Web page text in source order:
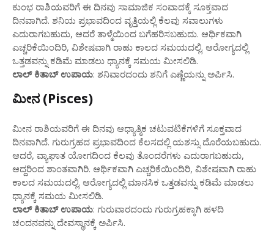
ಕುಂಭ ರಾಶಿಯವರಿಗೆ ಈ ದಿನವು ಸಾಮಾಜಿಕ ಸಂವಾದಕ್ಕೆ ಸೂಕ್ತವಾದ
ದಿನವಾಗಿದೆ. ಶನಿಯ ಪ್ರಭಾವದಿಂದ ವೃತ್ತಿಯಲ್ಲಿ ಕೆಲವು ಸವಾಲುಗಳು
ಎದುರಾಗಬಹುದು, ಆದರೆ ತಾಳ್ಮೆಯಿಂದ ಬಗೆಹರಿಸಬಹುದು. ಆರ್ಥಿಕವಾಗಿ
ಎಚ್ಚರಿಕೆಯಿಂದಿರಿ, ವಿಶೇಷವಾಗಿ ರಾಹು ಕಾಲದ ಸಮಯದಲ್ಲಿ. ಆರೋಗ್ಯದಲ್ಲಿ
ಒತ್ತಡವನ್ನು ಕಡಿಮೆ ಮಾಡಲು ಧ್ಯಾನಕ್ಕೆ ಸಮಯ ಮೀಸಲಿಡಿ.
ಲಾಲ್ ಕಿತಾಬ್ ಉಪಾಯ: ಶನಿವಾರದಂದು ಶನಿಗೆ ಎಣ್ಣೆಯನ್ನು ಅರ್ಪಿಸಿ.
ಮೀನ (Pisces)
ಮೀನ ರಾಶಿಯವರಿಗೆ ಈ ದಿನವು ಆಧ್ಯಾತ್ಮಿಕ ಚಟುವಟಿಕೆಗಳಿಗೆ ಸೂಕ್ತವಾದ
ದಿನವಾಗಿದೆ. ಗುರುಗ್ರಹದ ಪ್ರಭಾವದಿಂದ ಕೆಲಸದಲ್ಲಿ ಯಶಸ್ಸು ದೊರೆಯಬಹುದು.
ಆದರೆ, ವ್ಯಾಘಾತ ಯೋಗದಿಂದ ಕೆಲವು ತೊಂದರೆಗಳು ಎದುರಾಗಬಹುದು,
ಆದ್ದರಿಂದ ಶಾಂತವಾಗಿರಿ. ಆರ್ಥಿಕವಾಗಿ ಎಚ್ಚರಿಕೆಯಿಂದಿರಿ, ವಿಶೇಷವಾಗಿ ರಾಹು
ಕಾಲದ ಸಮಯದಲ್ಲಿ. ಆರೋಗ್ಯದಲ್ಲಿ ಮಾನಸಿಕ ಒತ್ತಡವನ್ನು ಕಡಿಮೆ ಮಾಡಲು
ಧ್ಯಾನಕ್ಕೆ ಸಮಯ ಮೀಸಲಿಡಿ.
ಲಾಲ್ ಕಿತಾಬ್ ಉಪಾಯ: ಗುರುವಾರದಂದು ಗುರುಗ್ರಹಕ್ಕಾಗಿ ಹಳದಿ
ಚಂದನವನ್ನು ದೇವಸ್ಥಾನಕ್ಕೆ ಅರ್ಪಿಸಿ.